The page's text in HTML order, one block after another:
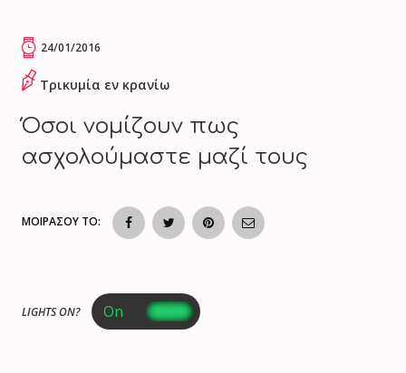
24/01/2016
Τρικυμία εν κρανίω
Όσοι νομίζουν πως
ασχολούμαστε μαζί τους
ΜΟΙΡΑΣΟΥ ΤΟ:
LIGHTS ON?